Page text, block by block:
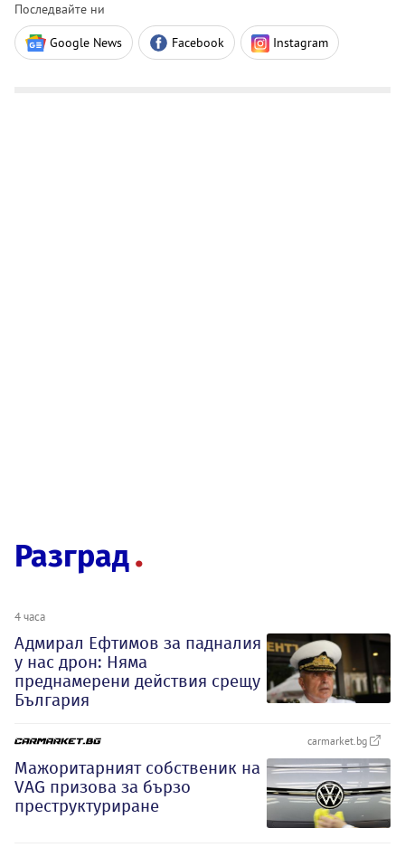
Последвайте ни
Google News Facebook Instagram
Разград
4 часа
Адмирал Ефтимов за падналия
у нас дрон: Няма
преднамерени действия срещу
България
carmarket.bg
Мажоритарният собственик на
VAG призова за бързо
преструктуриране